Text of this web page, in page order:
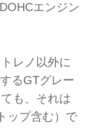
エンジン
レノ以外に
るGTグレー
も、それは
ップ含む）で